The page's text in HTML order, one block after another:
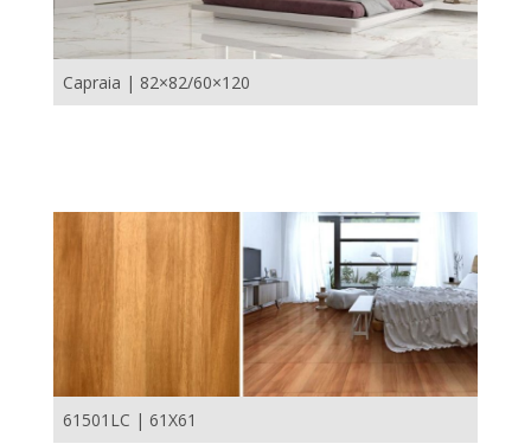
Capraia | 82×82/60×120
61501LC | 61X61